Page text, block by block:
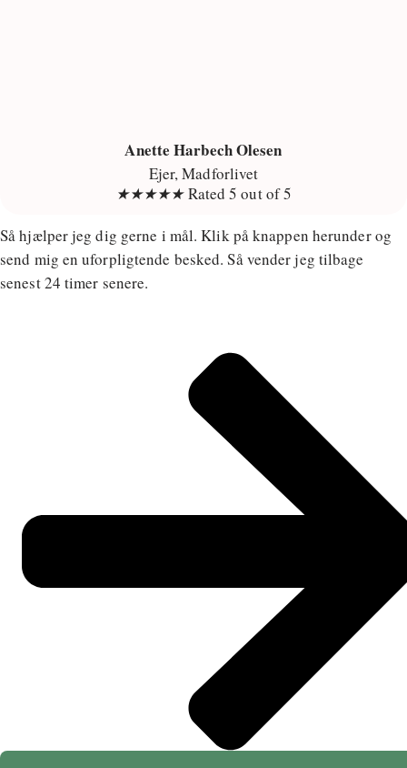
Anette Harbech Olesen
Ejer, Madforlivet
★★★★★Rated 5 out of 5
Så hjælper jeg dig gerne i mål. Klik på knappen herunder og
send mig en uforpligtende besked. Så vender jeg tilbage
senest 24 timer senere.